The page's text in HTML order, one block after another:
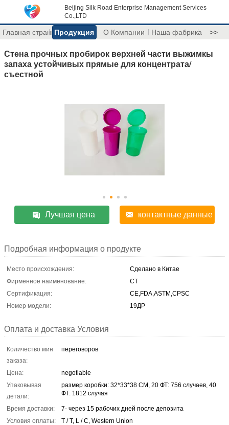
Beijing Silk Road Enterprise Management Services
Co.,LTD
Главная страницаПродукция О Компании Наша фабрика >>
Стена прочных пробирок верхней части выжимкы
запаха устойчивых прямые для концентрата/
съестной
Лучшая цена контактные данные
Подробная информация о продукте
Место происхождения:
Сделано в Китае
Фирменное наименование:
CT
Сертификация:
CE,FDA,ASTM,CPSC
Номер модели:
19ДР
Оплата и доставка Условия
Количество мин
заказа:
переговоров
Цена:
negotiable
Упаковывая
детали:
размер коробки: 32*33*38 СМ, 20 ФТ: 756 случаев, 40
ФТ: 1812 случая
Время доставки:
7- через 15 рабочих дней после депозита
Условия оплаты:
T / T, L / C, Western Union